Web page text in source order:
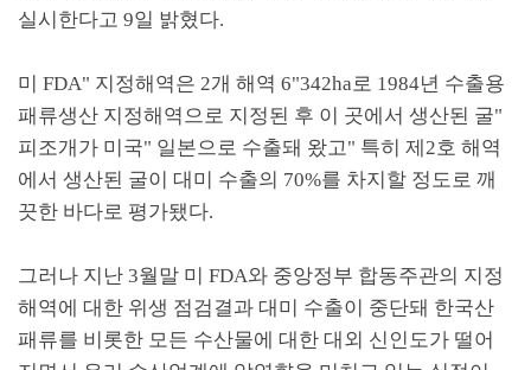
실시한다고 9일 밝혔다.
미 FDA" 지정해역은 2개 해역 6"342ha로 1984년 수출용
패류생산 지정해역으로 지정된 후 이 곳에서 생산된 굴"
피조개가 미국" 일본으로 수출돼 왔고" 특히 제2호 해역
에서 생산된 굴이 대미 수출의 70%를 차지할 정도로 깨
끗한 바다로 평가됐다.
그러나 지난 3월말 미 FDA와 중앙정부 합동주관의 지정
해역에 대한 위생 점검결과 대미 수출이 중단돼 한국산
패류를 비롯한 모든 수산물에 대한 대외 신인도가 떨어